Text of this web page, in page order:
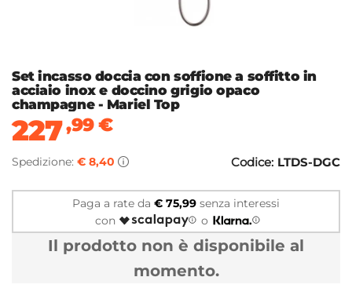
Set incasso doccia con soffione a soffitto in
acciaio inox e doccino grigio opaco
champagne - Mariel Top
227,99€
Spedizione: € 8,40 Codice: LTDS-DGC
Paga a rate da € 75,99 senza interessi
con
o
Il prodotto non è disponibile al
momento.